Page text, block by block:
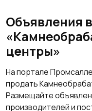
Объявления
центры»
На портале
продать
Размещайте
производителей и